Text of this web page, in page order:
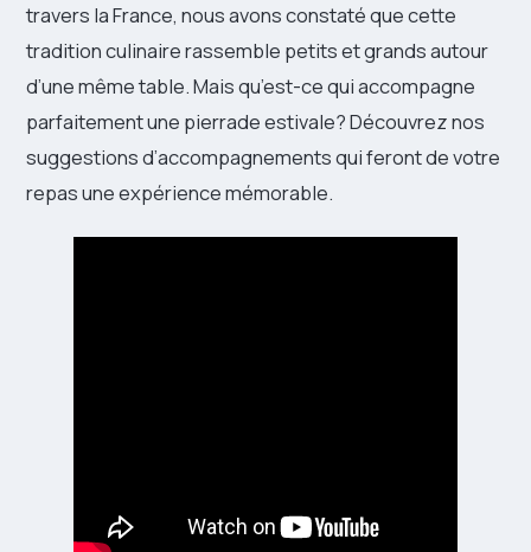
travers la France, nous avons constaté que cette
tradition culinaire rassemble petits et grands autour
d’une même table. Mais qu’est-ce qui accompagne
parfaitement une pierrade estivale? Découvrez nos
suggestions d’accompagnements qui feront de votre
repas une expérience mémorable.